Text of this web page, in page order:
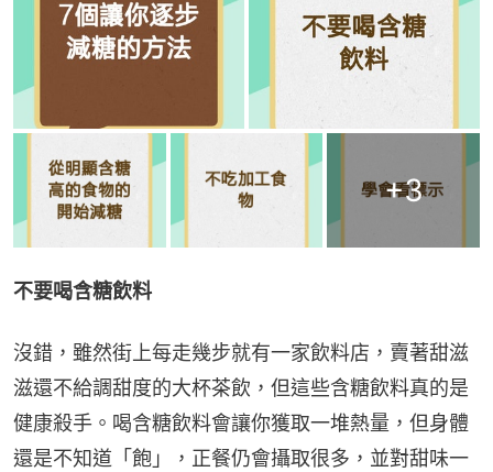
+3
不要喝含糖飲料
沒錯，雖然街上每走幾步就有一家飲料店，賣著甜滋
滋還不給調甜度的大杯茶飲，但這些含糖飲料真的是
健康殺手。喝含糖飲料會讓你獲取一堆熱量，但身體
還是不知道「飽」，正餐仍會攝取很多，並對甜味一